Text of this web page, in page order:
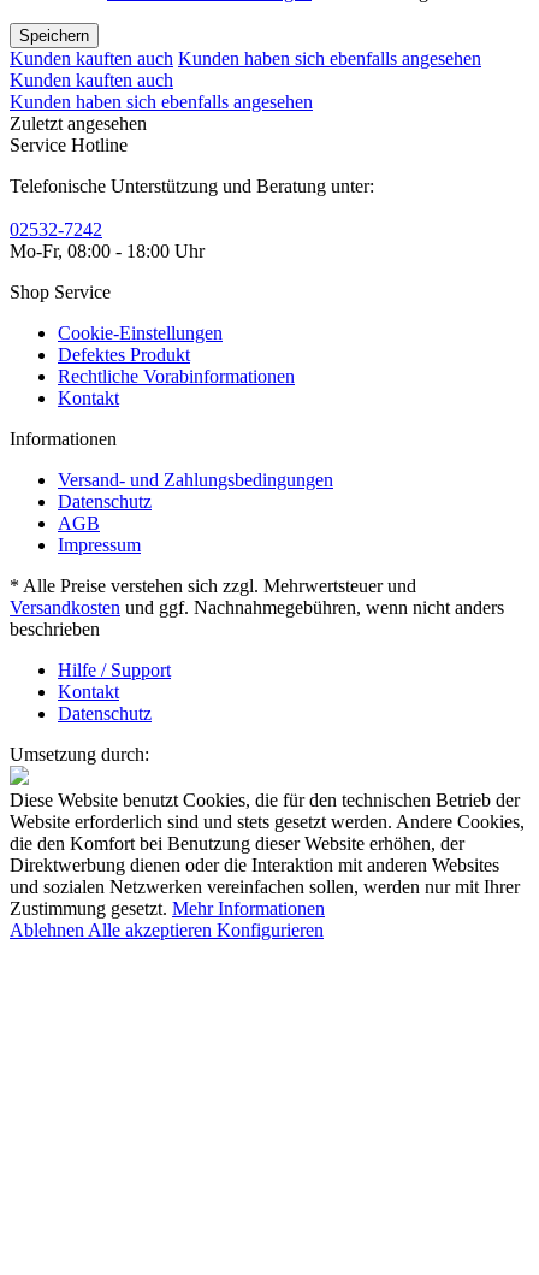
Speichern
Kunden kauften auch Kunden haben sich ebenfalls angesehen
Kunden kauften auch
Kunden haben sich ebenfalls angesehen
Zuletzt angesehen
Service Hotline
Telefonische Unterstützung und Beratung unter:
02532-7242
Mo-Fr, 08:00 - 18:00 Uhr
Shop Service
Cookie-Einstellungen
Defektes Produkt
Rechtliche Vorabinformationen
Kontakt
Informationen
Versand- und Zahlungsbedingungen
Datenschutz
AGB
Impressum
* Alle Preise verstehen sich zzgl. Mehrwertsteuer und
Versandkosten und ggf. Nachnahmegebühren, wenn nicht anders
beschrieben
Hilfe / Support
Kontakt
Datenschutz
Umsetzung durch:
Diese Website benutzt Cookies, die für den technischen Betrieb der
Website erforderlich sind und stets gesetzt werden. Andere Cookies,
die den Komfort bei Benutzung dieser Website erhöhen, der
Direktwerbung dienen oder die Interaktion mit anderen Websites
und sozialen Netzwerken vereinfachen sollen, werden nur mit Ihrer
Zustimmung gesetzt. Mehr Informationen
Ablehnen Alle akzeptieren Konfigurieren